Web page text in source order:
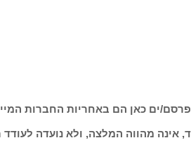
ים כאן הם באחריות החברות
אינה מהווה המלצה, ולא נועדה